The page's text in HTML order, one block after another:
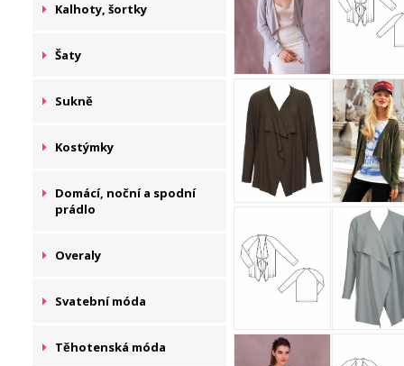
Kalhoty, šortky
Šaty
Sukně
Kostýmky
Domácí, noční a spodní
prádlo
Overaly
Svatební móda
Těhotenská móda